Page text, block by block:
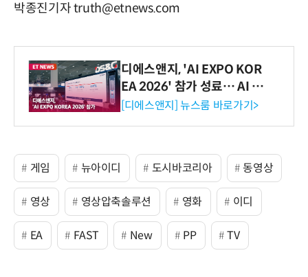
박종진기자 truth@etnews.com
디에스앤지, 'AI EXPO KOR
EA 2026' 참가 성료… AI 전
생애주기 아우르는 통합 솔루
[디에스앤지] 뉴스룸 바로가기>
게임 뉴아이디 도시바코리아 동영상
영상 영상압축솔루션 영화 이디
EA FAST New PP TV